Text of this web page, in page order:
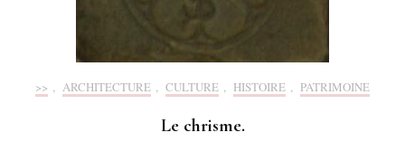
>> , ARCHITECTURE , CULTURE , HISTOIRE , PATRIMOINE
Le chrisme.